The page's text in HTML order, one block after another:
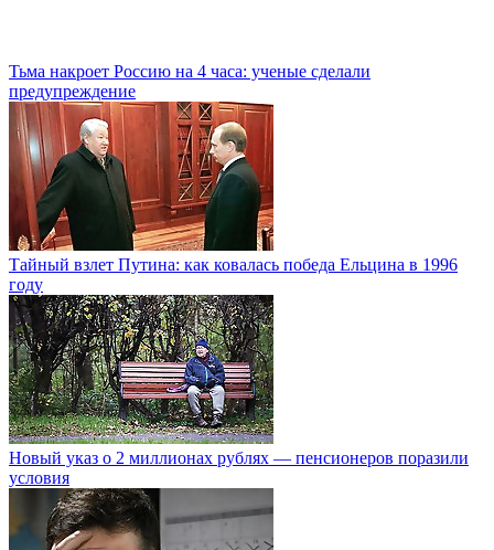
Тьма накроет Россию на 4 часа: ученые сделали
предупреждение
Тайный взлет Путина: как ковалась победа Ельцина в 1996
году
Новый указ о 2 миллионах рублях — пенсионеров поразили
условия